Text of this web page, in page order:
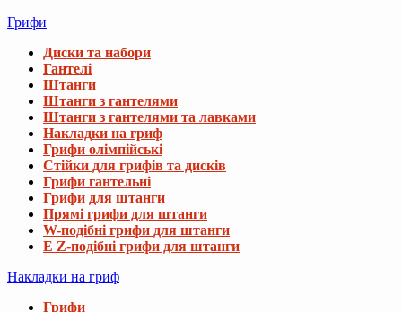
Грифи
Диски та набори
Гантелі
Штанги
Штанги з гантелями
Штанги з гантелями та лавками
Накладки на гриф
Грифи олімпійські
Стійки для грифів та дисків
Грифи гантельні
Грифи для штанги
Прямі грифи для штанги
W-подібні грифи для штанги
E Z-подібні грифи для штанги
Накладки на гриф
Грифи